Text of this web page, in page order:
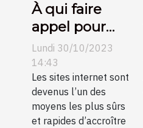
À qui faire
appel pour
une création
de sites
internet pas
chers sur
Angers ?
Lundi 30/10/2023
14:43
Les sites internet sont
devenus l’un des
moyens les plus sûrs
et rapides d’accroître